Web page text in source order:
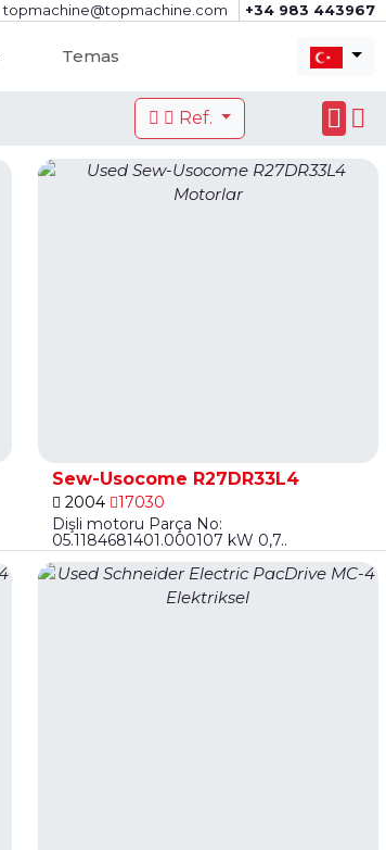
topmachine@topmachine.com +34 983 443967
Temas
Ref.
Sew-Usocome R27DR33L4
2004
17030
Dişli motoru Parça No:
05.1184681401.000107 kW 0,7..